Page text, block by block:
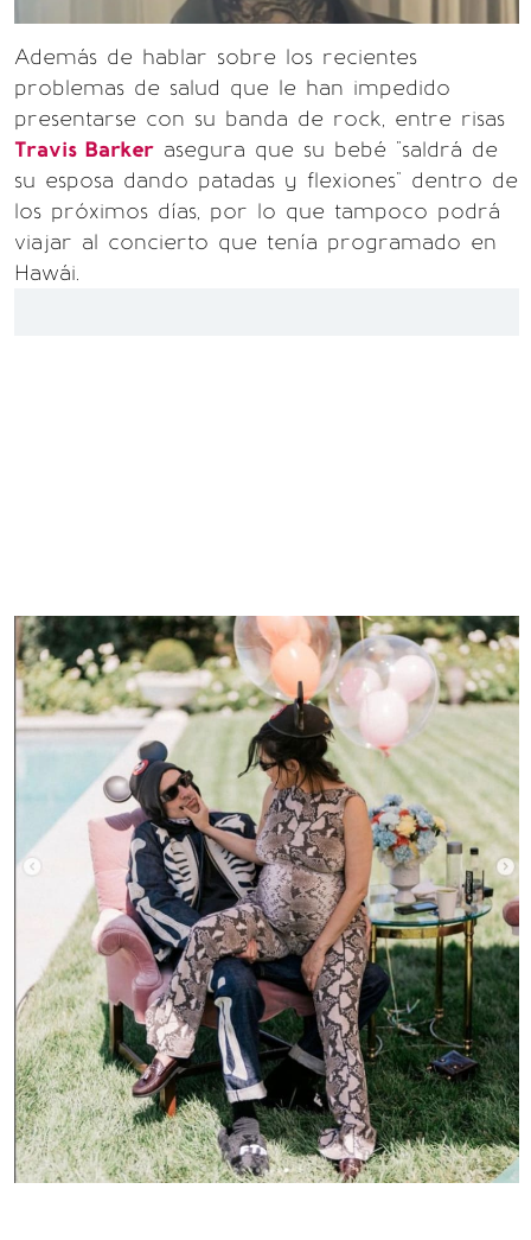
Además de hablar sobre los recientes
problemas de salud que le han impedido
presentarse con su banda de rock, entre risas
Travis Barker asegura que su bebé "saldrá de
su esposa dando patadas y flexiones" dentro de
los próximos días, por lo que tampoco podrá
viajar al concierto que tenía programado en
Hawái.